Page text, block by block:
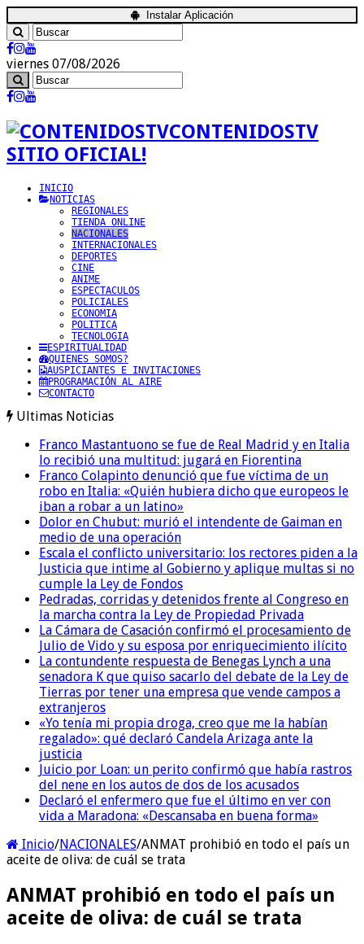
Instalar Aplicación
viernes 07/08/2026
CONTENIDOSTV
SITIO OFICIAL!
INICIO
NOTICIAS
REGIONALES
TIENDA ONLINE
NACIONALES
INTERNACIONALES
DEPORTES
CINE
ANIME
ESPECTACULOS
POLICIALES
ECONOMIA
POLITICA
TECNOLOGIA
ESPIRITUALIDAD
QUIENES SOMOS?
AUSPICIANTES E INVITACIONES
PROGRAMACIÓN AL AIRE
CONTACTO
Ultimas Noticias
Franco Mastantuono se fue de Real Madrid y en Italia
lo recibió una multitud: jugará en Fiorentina
Franco Colapinto denunció que fue víctima de un
robo en Italia: «Quién hubiera dicho que europeos le
iban a robar a un latino»
Dolor en Chubut: murió el intendente de Gaiman en
medio de una operación
Escala el conflicto universitario: los rectores piden a la
Justicia que intime al Gobierno y aplique multas si no
cumple la Ley de Fondos
Pedradas, corridas y detenidos frente al Congreso en
la marcha contra la Ley de Propiedad Privada
La Cámara de Casación confirmó el procesamiento de
Julio de Vido y su esposa por enriquecimiento ilícito
La contundente respuesta de Benegas Lynch a una
senadora K que quiso sacarlo del debate de la Ley de
Tierras por tener una empresa que vende campos a
extranjeros
«Yo tenía mi propia droga, creo que me la habían
regalado»: qué declaró Candela Arizaga ante la
justicia
Juicio por Loan: un perito confirmó que había rastros
del nene en los autos de dos de los acusados
Declaró el enfermero que fue el último en ver con
vida a Maradona: «Descansaba en buena forma»
Inicio/NACIONALES/ANMAT prohibió en todo el país un
aceite de oliva: de cuál se trata
ANMAT prohibió en todo el país un
aceite de oliva: de cuál se trata